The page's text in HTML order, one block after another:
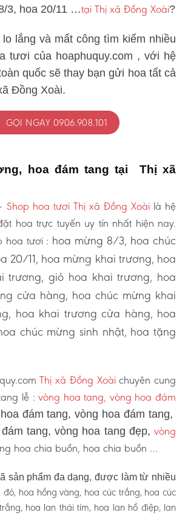
3, hoa 20/11 …tại Thị xã Đồng Xoài?
lắng và mất công tìm kiếm nhiều
tươi của hoaphuquy.com , với hệ
quốc sẽ thay bạn gửi hoa tất cả
Đồng Xoài.
GỌI NGAY 0906.908.101
hoa đám tang tại Thị xã
Shop hoa tươi Thị xã Đồng Xoài là hệ
hoa trực tuyến uy tín nhất hiện nay.
hoa tươi : hoa mừng 8/3, hoa chúc
20/11, hoa mừng khai trương, hoa
trương, giỏ hoa khai trương, hoa
cửa hàng, hoa chúc mừng khai
hoa khai trương cửa hàng, hoa
chúc mừng sinh nhật, hoa tặng
Thị xã Đồng Xoàichuyên cung
lễ :vòng hoa tang, vòng hoa đám
đám tang, vòng hoa đám tang,
tang, vòng hoa tang đẹp, vòng
hoa chia buồn, hoa chia buồn …
sản phẩm đa dạng, được làm từ nhiều
đỏ, hoa hồng vàng, hoa cúc trắng, hoa cúc
hoa lan thái tím, hoa lan hồ điệp, lan